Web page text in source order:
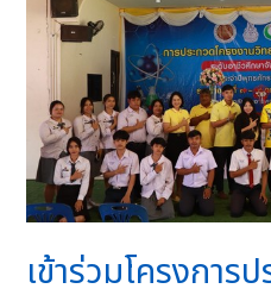
เข้าร่วมโครงการ